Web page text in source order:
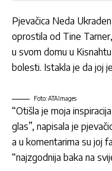
Pjevačica Neda
oprostila od Tine
u svom domu u
bolesti. Istakla je da joj
Foto: ATAImages
“Otišla je moja
glas”, napisala je
a u komentarima su joj
“najzgodnija baka na